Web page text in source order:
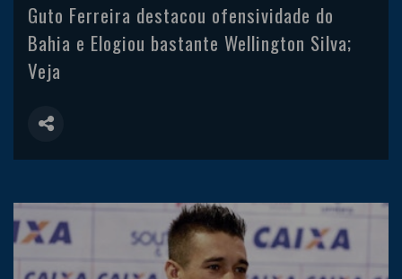
Guto Ferreira destacou ofensividade do
Bahia e Elogiou bastante Wellington Silva;
Veja